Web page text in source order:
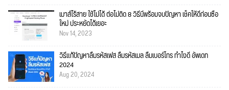
เมาส์ไร้สาย ใช้ไม่ได้ ต่อไม่ติด 8 วิธีนี้พร้อมจบปัญหา เช็คให้ดีก่อนซื้อ
ใหม่ ประหยัดได้เยอะ
Nov 14, 2023
วิธีแก้ปัญหาลืมรหัสเฟส ลืมรหัสเมล ลืมเบอร์โทร ทำไงดี อัพเดท
2024
Aug 20, 2024